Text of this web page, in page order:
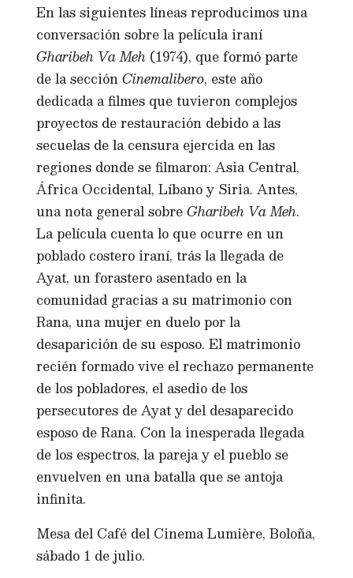
En las siguientes líneas reproducimos una
conversación sobre la película iraní
Gharibeh Va Meh (1974), que formó parte
de la secciónCinemalibero, este año
dedicada a filmes que tuvieron complejos
proyectos de restauración debido a las
secuelas de la censura ejercida en las
regiones donde se filmaron: Asia Central,
África Occidental, Líbano y Siria. Antes,
una nota general sobreGharibeh Va Meh.
La película cuenta lo que ocurre en un
poblado costero iraní, trás la llegada de
Ayat, un forastero asentado en la
comunidad gracias a su matrimonio con
Rana, una mujer en duelo por la
desaparición de su esposo. El matrimonio
recién formado vive el rechazo permanente
de los pobladores, el asedio de los
persecutores de Ayat y del desaparecido
esposo de Rana. Con la inesperada llegada
de los espectros, la pareja y el pueblo se
envuelven en una batalla que se antoja
infinita.
Mesa del Café del Cinema Lumière, Boloña,
sábado 1 de julio.